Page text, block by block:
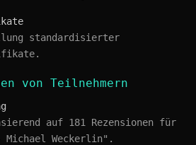
standardisierter
von Teilnehmern
auf 181 Rezensionen für
Michael Weckerlin".